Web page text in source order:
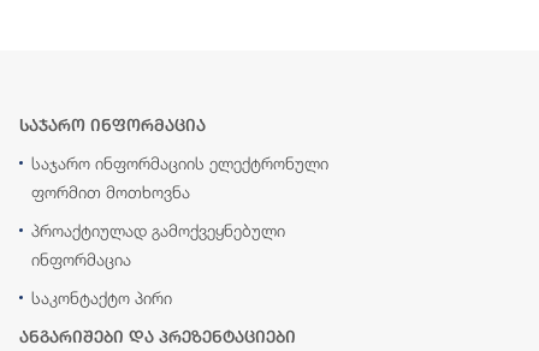
საჯარო ინფორმაცია
საჯარო ინფორმაციის ელექტრონული
ფორმით მოთხოვნა
პროაქტიულად გამოქვეყნებული
ინფორმაცია
საკონტაქტო პირი
ანგარიშები და პრეზენტაციები